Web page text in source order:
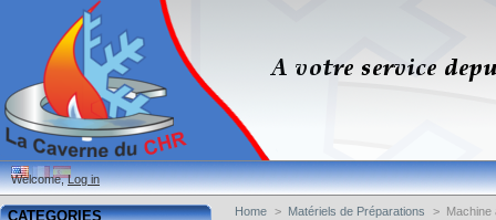
Welcome,Log in
CATEGORIES
Home > Matériels de Préparations > Machine